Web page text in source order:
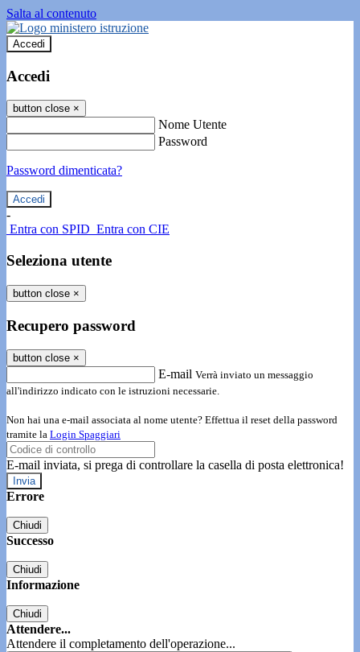
Salta al contenuto
Accedi
Accedi
button close ×
Nome Utente
Password
Password dimenticata?
-
Entra con SPID Entra con CIE
Seleziona utente
button close ×
Recupero password
button close ×
E-mail Verrà inviato un messaggio
all'indirizzo indicato con le istruzioni necessarie.
Non hai una e-mail associata al nome utente? Effettua il reset della password
tramite la Login Spaggiari
E-mail inviata, si prega di controllare la casella di posta elettronica!
Errore
Chiudi
Successo
Chiudi
Informazione
Chiudi
Attendere...
Attendere il completamento dell'operazione...